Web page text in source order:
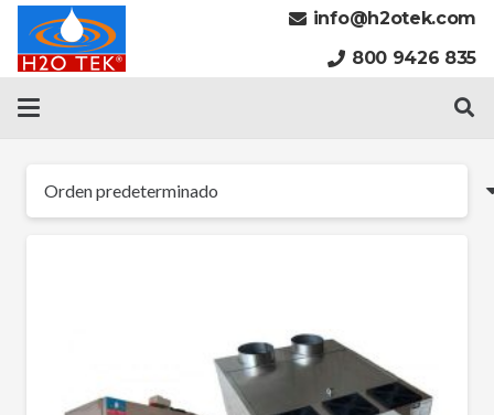
info@h2otek.com
800 9426 835